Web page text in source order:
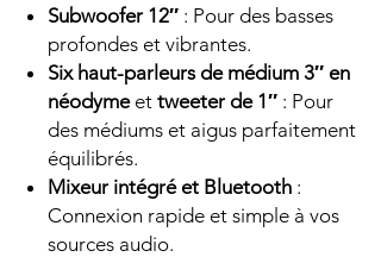
Subwoofer 12″ : Pour des basses
profondes et vibrantes.
Six haut-parleurs de médium 3″ en
néodymeet tweeter de 1″ : Pour
des médiums et aigus parfaitement
équilibrés.
Mixeur intégré et Bluetooth :
Connexion rapide et simple à vos
sources audio.